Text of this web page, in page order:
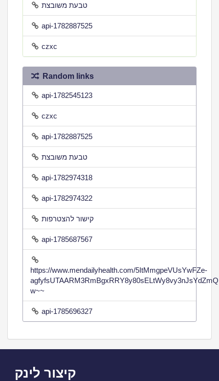
טבעת משובצת
api-1782887525
czxc
Random links
api-1782545123
czxc
api-1782887525
טבעת משובצת
api-1782974318
api-1782974322
קישור להצטרפות
api-1785687567
https://www.mendailyhealth.com/5ItMmgpeVUsYwFZe-
w~~
api-1785696327
קיצור לינק